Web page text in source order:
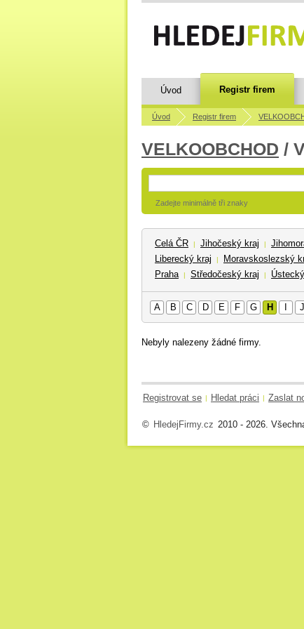
Úvod Registr firem
Úvod Registr firem
VELKOOBCHOD /
Zadejte minimálně tři znaky
Celá ČR | Jihočeský kraj |
Liberecký kraj | Moravskoslezský
Praha | Středočeský kraj |
A B C D E F G H J
Nebyly nalezeny žádné firmy.
Registrovat se | Hledat práci | Zaslat
© HledejFirmy.cz 2010 - 2026.